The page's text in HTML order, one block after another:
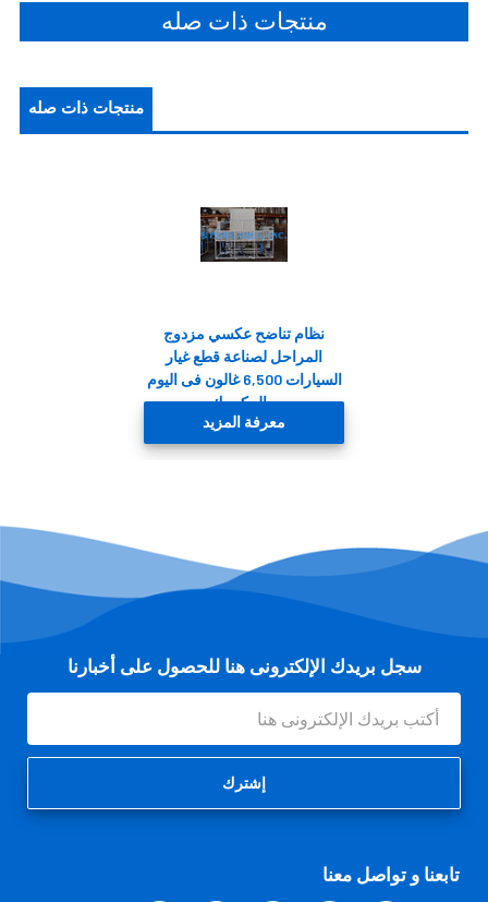
منتجات ذات صله
منتجات ذات صله
نظام تناضح عكسي مزدوج
المراحل لصناعة قطع غيار
السيارات 6,500 غالون فى اليوم
- المكسيك
معرفة المزيد
سجل بريدك الإلكترونى هنا للحصول على أخبارنا
عنوان
البريد
الإلكتروني
تابعنا و تواصل معنا